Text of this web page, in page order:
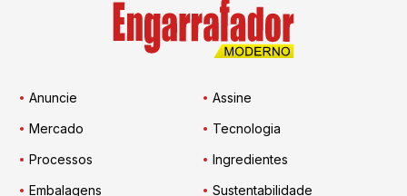
Anuncie
Assine
Mercado
Tecnologia
Processos
Ingredientes
Embalagens
Sustentabilidade